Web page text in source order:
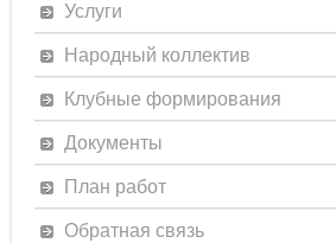
Услуги
Народный коллектив
Клубные формирования
Документы
План работ
Обратная связь